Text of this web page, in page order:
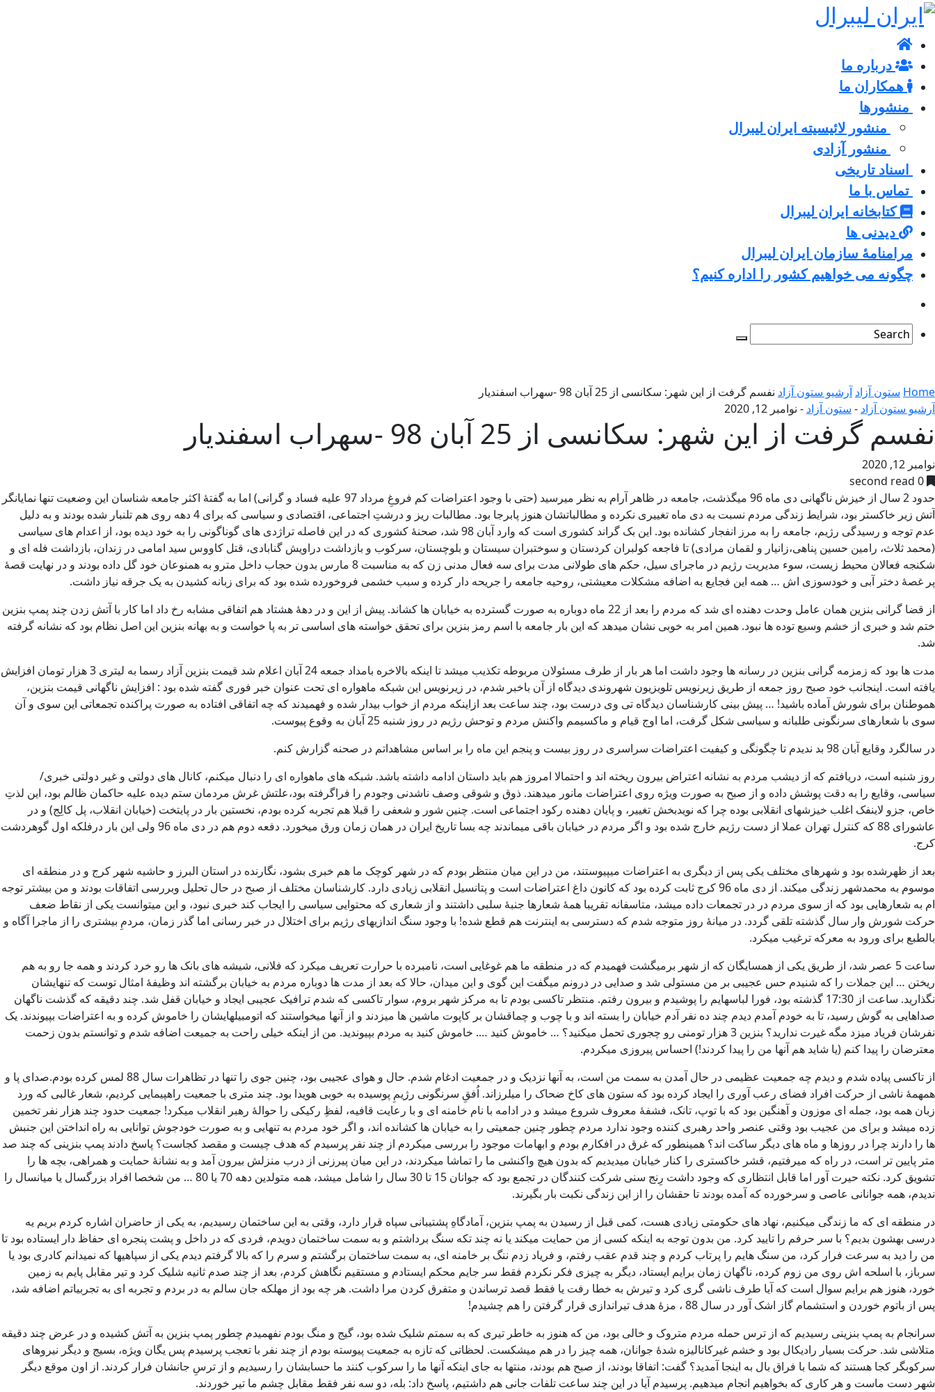
درباره ما
همکاران ما
منشورها
منشور لائیسیته ایران لیبرال
منشور آزادی
اسناد تاریخی
تماس با ما
کتابخانه ایران لیبرال
دیدنی ها
مرامنامۀ سازمان ایران لیبرال
چگونه می خواهیم کشور را اداره کنیم؟
Home ستون آزاد آرشیو ستون آزاد نفسم گرفت از این شهر: سکانسی از 25 آبان 98 -سهراب اسفندیار
آرشیو ستون آزاد - ستون آزاد - نوامبر 12, 2020
نفسم گرفت از این شهر: سکانسی از 25 آبان 98 -سهراب اسفندیار
نوامبر 12, 2020
0 second read
حدود 2 سال از خیزش ناگهانی دی ماه 96 میگذشت، جامعه در ظاهر آرام به نظر میرسید (حتی با وجود اعتراضات کم فروغِ مرداد 97 علیه فساد و گرانی) اما به گفتۀ اکثر جامعه شناسان این وضعیت تنها نمایانگر
آتش زیر خاکستر بود، شرایط زندگی مردم نسبت به دی ماه تغییری نکرده و مطالباتشان هنوز پابرجا بود. مطالبات ریز و درشتِ اجتماعی، اقتصادی و سیاسی که برای 4 دهه روی هم تلنبار شده بودند و به دلیل
عدم توجه و رسیدگی رژیم، جامعه را به مرز انفجار کشانده بود. این بک گراند کشوری است که وارد آبان 98 شد، صحنۀ کشوری که در این فاصله تراژدی های گوناگونی را به خود دیده بود، از اعدام های سیاسی
(محمد ثلاث، رامین حسین پناهی،زانیار و لقمان مرادی) تا فاجعه کولبران کردستان و سوختبران سیستان و بلوچستان، سرکوب و بازداشت دراویش گنابادی، قتل کاووس سید امامی در زندان، بازداشت فله ای و
شکنجه فعالان محیط زیست، سوء مدیریت رژیم در ماجرای سیل، حکم های طولانی مدت برای سه فعال مدنی زن که به مناسبت 8 مارس بدون حجاب داخل مترو به همنوعان خود گل داده بودند و در نهایت قصۀ
پر غصۀ دختر آبی و خودسوزی اش … همه این فجایع به اضافه مشکلات معیشتی، روحیه جامعه را جریحه دار کرده و سبب خشمی فروخورده شده بود که برای زبانه کشیدن به یک جرقه نیاز داشت.
از قضا گرانی بنزین همان عامل وحدت دهنده ای شد که مردم را بعد از 22 ماه دوباره به صورت گسترده به خیابان ها کشاند. پیش از این و در دهۀ هشتاد هم اتفاقی مشابه رخ داد اما کار با آتش زدن چند پمپ بنزین
ختم شد و خبری از خشم وسیع توده ها نبود. همین امر به خوبی نشان میدهد که این بار جامعه با اسم رمز بنزین برای تحقق خواسته های اساسی تر به پا خواست و به بهانه بنزین این اصل نظام بود که نشانه گرفته
شد.
مدت ها بود که زمزمه گرانی بنزین در رسانه ها وجود داشت اما هر بار از طرف مسئولان مربوطه تکذیب میشد تا اینکه بالاخره بامداد جمعه 24 آبان اعلام شد قیمت بنزین آزاد رسما به لیتری 3 هزار تومان افزایش
یافته است. اینجانب خود صبح روز جمعه از طریق زیرنویس تلویزیون شهروندی دیدگاه از آن باخبر شدم، در زیرنویس این شبکه ماهواره ای تحت عنوان خبر فوری گفته شده بود : افزایش ناگهانی قیمت بنزین،
هموطنان برای شورش آماده باشید! … پیش بینی کارشناسان دیدگاه تی وی درست بود، چند ساعت بعد ازاینکه مردم از خواب بیدار شده و فهمیدند که چه اتفاقی افتاده به صورت پراکنده تجمعاتی این سوی و آن
سوی با شعارهای سرنگونی طلبانه و سیاسی شکل گرفت، اما اوج قیام و ماکسیمم واکنش مردم و توحش رژیم در روز شنبه 25 آبان به وقوع پیوست.
در سالگرد وقایع آبان 98 بد ندیدم تا چگونگی و کیفیت اعتراضات سراسری در روز بیست و پنجم این ماه را بر اساس مشاهداتم در صحنه گزارش کنم.
روز شنبه است، دریافتم که از دیشب مردم به نشانه اعتراض بیرون ریخته اند و احتمالا امروز هم باید داستان ادامه داشته باشد. شبکه های ماهواره ای را دنبال میکنم، کانال های دولتی و غیر دولتی خبری/
سیاسی، وقایع را به دقت پوشش داده و از صبح به صورت ویژه روی اعتراضات مانور میدهند. ذوق و شوقی وصف ناشدنی وجودم را فراگرفته بود،علتش غرش مردمان ستم دیده علیه حاکمان ظالم بود، این لذتِ
خاص، جزو لاینفک اغلب خیزشهای انقلابی بوده چرا که نویدبخش تغییر، و پایان دهنده رکود اجتماعی است. چنین شور و شعفی را قبلا هم تجربه کرده بودم، نخستین بار در پایتخت (خیابان انقلاب، پل کالِج) و در
عاشورای 88 که کنترل تهران عملا از دست رژیم خارج شده بود و اگر مردم در خیابان باقی میماندند چه بسا تاریخ ایران در همان زمان ورق میخورد. دفعه دوم هم در دی ماه 96 ولی این بار درفلکه اول گوهردشت
کرج.
بعد از ظهرشده بود و شهرهای مختلف یکی پس از دیگری به اعتراضات میپیوستند، من در این میان منتظر بودم که در شهر کوچک ما هم خبری بشود، نگارنده در استان البرز و حاشیه شهر کرج و در منطقه ای
موسوم به محمدشهر زندگی میکند. از دی ماه 96 کرج ثابت کرده بود که کانون داغ اعتراضات است و پتانسیل انقلابی زیادی دارد. کارشناسان مختلف از صبح در حال تحلیل وبررسی اتفاقات بودند و من بیشتر توجه
ام به شعارهایی بود که از سوی مردم در در تجمعات داده میشد، متاسفانه تقریبا همۀ شعارها جنبۀ سلبی داشتند و از شعاری که محتوایی سیاسی را ایجاب کند خبری نبود، و این میتوانست یکی از نقاط ضعف
حرکت شورش وار سال گذشته تلقی گردد. در میانۀ روز متوجه شدم که دسترسی به اینترنت هم قطع شده! با وجود سنگ اندازیهای رژیم برای اختلال در خبر رسانی اما گذر زمان، مردمِ بیشتری را از ماجرا آگاه و
بالطبع برای ورود به معرکه ترغیب میکرد.
ساعت 5 عصر شد، از طریق یکی از همسایگان که از شهر برمیگشت فهمیدم که در منطقه ما هم غوغایی است، نامبرده با حرارت تعریف میکرد که فلانی، شیشه های بانک ها رو خرد کردند و همه جا رو به هم
ریختن … این جملات را که شنیدم حس عجیبی بر من مستولی شد و صدایی در درونم میگفت این گوی و این میدان، حالا که بعد از مدت ها دوباره مردم به خیابان برگشته اند وظیفۀ امثال توست که تنهایشان
نگذارید. ساعت از 17:30 گذشته بود، فورا لباسهایم را پوشیدم و بیرون رفتم. منتظر تاکسی بودم تا به مرکز شهر بروم، سوار تاکسی که شدم ترافیک عجیبی ایجاد و خیابان قفل شد. چند دقیقه که گذشت ناگهان
صداهایی به گوش رسید، تا به خودم آمدم دیدم چند ده نفر آدم خیابان را بسته اند و با چوب و چماقشان بر کاپوت ماشین ها میزدند و از آنها میخواستند که اتومبیلهایشان را خاموش کرده و به اعتراضات بپیوندند. یک
نفرشان فریاد میزد مگه غیرت ندارید؟ بنزین 3 هزار تومنی رو چجوری تحمل میکنید؟ … خاموش کنید …. خاموش کنید به مردم بپیوندید. من از اینکه خیلی راحت به جمیعت اضافه شدم و توانستم بدون زحمت
معترضان را پیدا کنم (یا شاید هم آنها من را پیدا کردند!) احساس پیروزی میکردم.
از تاکسی پیاده شدم و دیدم چه جمعیت عظیمی در حال آمدن به سمت من است، به آنها نزدیک و در جمعیت ادغام شدم. حال و هوای عجیبی بود، چنین جوی را تنها در تظاهرات سال 88 لمس کرده بودم.صدای پا و
همهمۀ ناشی از حرکت افراد فضای رعب آوری را ایجاد کرده بود که ستون های کاخ ضحاک را میلرزاند. اُفقِ سرنگونی رژیمِ پوسیده به خوبی هویدا بود. چند متری با جمعیت راهپیمایی کردیم، شعار غالبی که ورد
زبان همه بود، جمله ای موزون و آهنگین بود که با توپ، تانک، فشفۀ معروف شروع میشد و در ادامه با نام خامنه ای و با رعایت قافیه، لفظِ رکیکی را حوالۀ رهبر انقلاب میکرد! جمعیت حدود چند هزار نفر تخمین
زده میشد و برای من عجیب بود وقتی عنصر واحد رهبری کننده وجود ندارد مردم چطور چنین جمعیتی را به خیابان ها کشانده اند، و اگر خود مردم به تنهایی و به صورت خودجوش توانایی به راه انداختن این جنبش
ها را دارند چرا در روزها و ماه های دیگر ساکت اند؟ همینطور که غرق در افکارم بودم و ابهامات موجود را بررسی میکردم از چند نفر پرسیدم که هدف چیست و مقصد کجاست؟ پاسخ دادند پمپ بنزینی که چند صد
متر پایین تر است، در راه که میرفتیم، قشر خاکستری را کنار خیابان میدیدیم که بدون هیچ واکنشی ما را تماشا میکردند، در این میان پیرزنی از درب منزلش بیرون آمد و به نشانۀ حمایت و همراهی، بچه ها را
تشویق کرد. نکته حیرت آور اما قابل انتظاری که وجود داشت رِنج سنی شرکت کنندگان در تجمع بود که جوانان 15 تا 30 سال را شامل میشد، همه متولدین دهه 70 یا 80 … من شخصا افراد بزرگسال یا میانسال را
ندیدم، همه جوانانی عاصی و سرخورده که آمده بودند تا حقشان را از این زندگی نکبت بار بگیرند.
در منطقه ای که ما زندگی میکنیم، نهاد های حکومتی زیادی هست، کمی قبل از رسیدن به پمپ بنزین، آمادگاهِ پشتیبانی سپاه قرار دارد، وقتی به این ساختمان رسیدیم، به یکی از حاضران اشاره کردم بریم یه
درسی بهشون بدیم؟ با سر حرفم را تایید کرد. من بدون توجه به اینکه کسی از من حمایت میکند یا نه چند تکه سنگ برداشتم و به سمت ساختمان دویدم، فردی که در داخل و پشت پنجره ای حفاظ دار ایستاده بود تا
من را دید به سرعت فرار کرد، من سنگ هایم را پرتاب کردم و چند قدم عقب رفتم، و فریاد زدم ننگ بر خامنه ای، به سمت ساختمان برگشتم و سرم را که بالا گرفتم دیدم یکی از سپاهیها که نمیدانم کادری بود یا
سرباز، با اسلحه اش روی من زوم کرده، ناگهان زمان برایم ایستاد، دیگر به چیزی فکر نکردم فقط سر جایم محکم ایستادم و مستقیم نگاهش کردم، بعد از چند صدم ثانیه شلیک کرد و تیر مقابل پایم به زمین
خورد، هنوز هم برایم سوال است که آیا طرف ناشی گری کرد و تیرش به خطا رفت یا فقط قصد ترساندن و متفرق کردن مرا داشت. هر چه بود از مهلکه جان سالم به در بردم و تجربه ای به تجربیاتم اضافه شد،
پس از باتوم خوردن و استشمام گاز اشک آور در سال 88 ، مزۀ هدف تیراندازی قرار گرفتن را هم چشیدم!
سرانجام به پمپ بنزینی رسیدیم که از ترس حمله مردم متروک و خالی بود، من که هنوز به خاطر تیری که به سمتم شلیک شده بود، گیج و منگ بودم نفهمیدم چطور پمپ بنزین به آتش کشیده و در عرض چند دقیقه
متلاشی شد. حرکت بسیار رادیکال بود و خشم غیرکانالیزه شدۀ جوانان، همه چیز را در هم میشکست. لحظاتی که تازه به جمعیت پیوسته بودم از چند نفر با تعجب پرسیدم پس یگان ویژه، بسیج و دیگر نیروهای
سرکوبگر کجا هستند که شما با فراق بال به اینجا آمدید؟ گفت: اتفاقا بودند، از صبح هم بودند، منتها به جای اینکه آنها ما را سرکوب کنند ما حسابشان را رسیدیم و از ترسِ جانشان فرار کردند. از اون موقع دیگر
شهر دست ماست و هر کاری که بخواهیم انجام میدهیم. پرسیدم آیا در این چند ساعت تلفات جانی هم داشتیم، پاسخ داد: بله، دو سه نفر فقط مقابل چشم ما تیر خوردند.